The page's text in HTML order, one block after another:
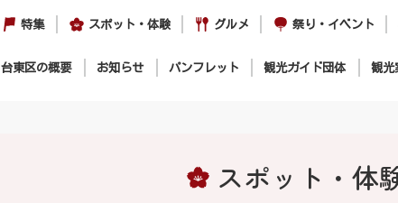
特集 スポット・体験 グルメ 祭り・イベント
台東区の概要 お知らせ パンフレット 観光ガイド団体 観光
スポット・体